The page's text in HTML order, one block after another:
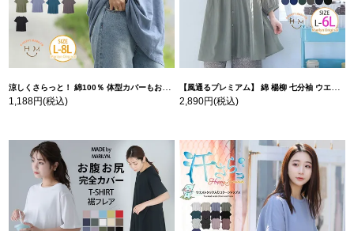
涼しくさらっと！ 綿100％ 体型カバーもお洒落も叶える 風合いコットン ゆるシルエット ドルマン | 大きいサイズの通販ならハッピーマリリン
1,188円(税込)
【風通るプレミアム】 綿 楊柳 七分袖 ウエストギャザー ブラウス | 大きいサイズの通販ならハッピーマリリン
2,890円(税込)